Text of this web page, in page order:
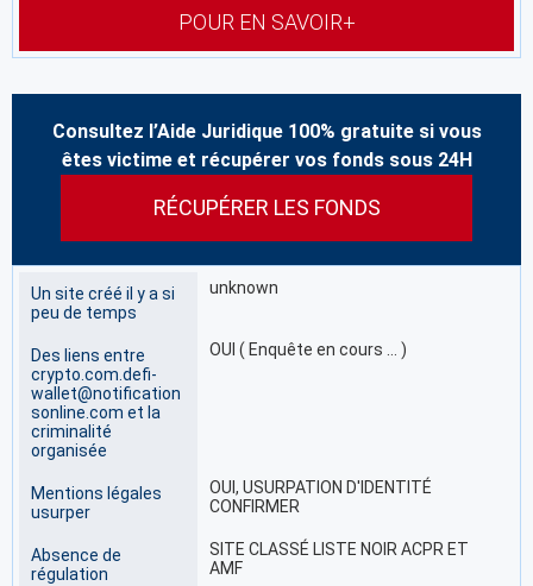
POUR EN SAVOIR+
Consultez l’Aide Juridique 100% gratuite si vous
êtes victime et récupérer vos fonds sous 24H
RÉCUPÉRER LES FONDS
Un site créé il y a si
peu de temps
unknown
Des liens entre
crypto.com.defi-
wallet@notification
sonline.com et la
criminalité
organisée
OUI ( Enquête en cours … )
Mentions légales
usurper
OUI, USURPATION D'IDENTITÉ
CONFIRMER
Absence de
régulation
SITE CLASSÉ LISTE NOIR ACPR ET
AMF